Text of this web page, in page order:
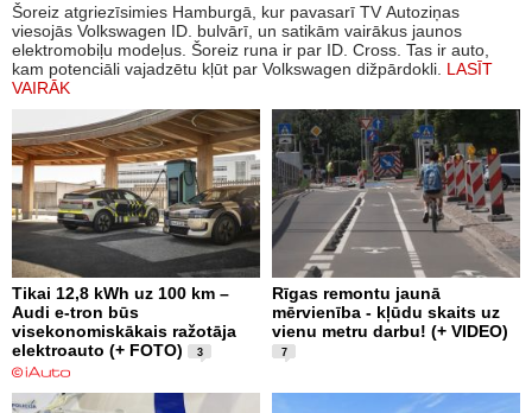
Šoreiz atgriezīsimies Hamburgā, kur pavasarī TV Autoziņas
viesojās Volkswagen ID. bulvārī, un satikām vairākus jaunos
elektromobiļu modeļus. Šoreiz runa ir par ID. Cross. Tas ir auto,
kam potenciāli vajadzētu kļūt par Volkswagen dižpārdokli. LASĪT
VAIRĀK
Tikai 12,8 kWh uz 100 km –
Audi e-tron būs
visekonomiskākais ražotāja
elektroauto (+ FOTO)
3
Rīgas remontu jaunā
mērvienība - kļūdu skaits uz
vienu metru darbu! (+ VIDEO)
7